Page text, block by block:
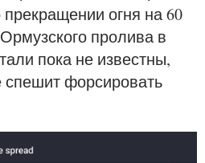
огня на 60
пролива в
пока не известны,
спешит форсировать